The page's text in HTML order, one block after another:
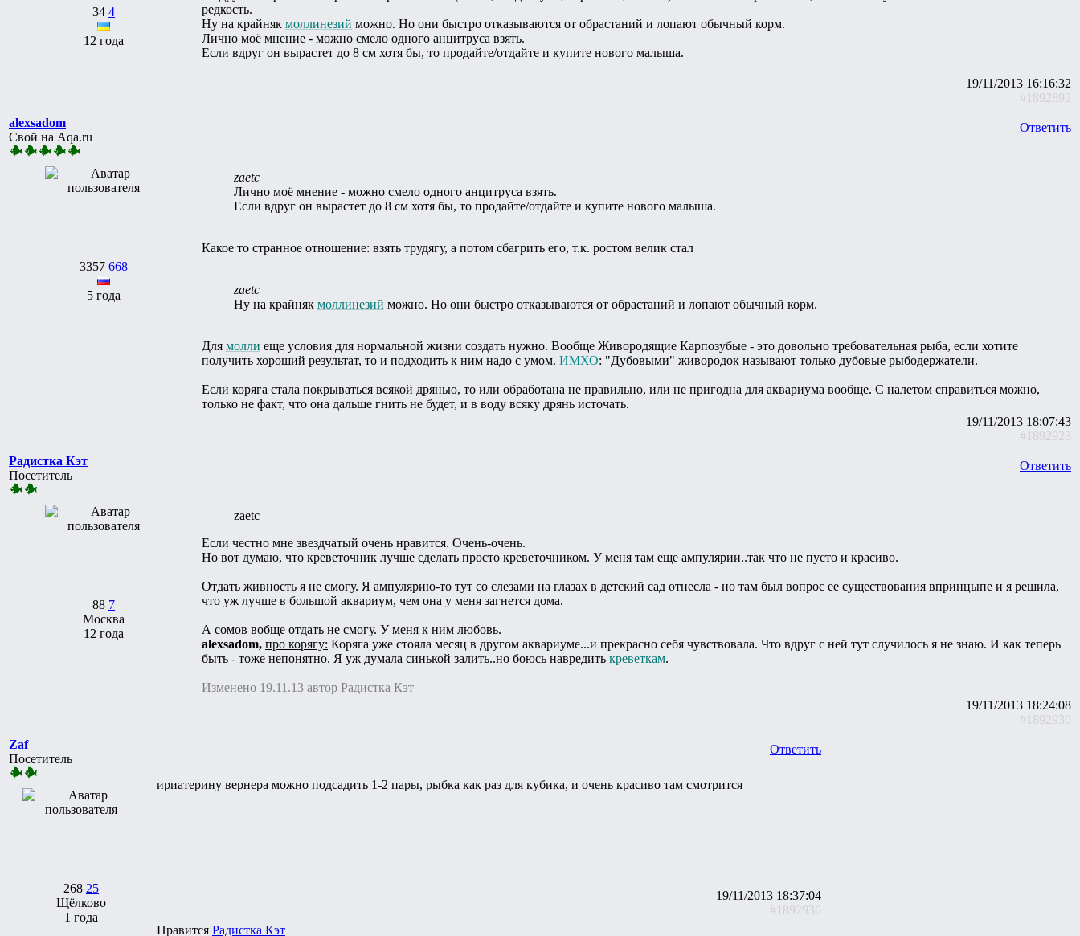
34 4
12 года
редкость.
Ну на крайняк моллинезий можно. Но они быстро отказываются от обрастаний и лопают обычный корм.
Лично моё мнение - можно смело одного анцитруса взять.
Если вдруг он вырастет до 8 см хотя бы, то продайте/отдайте и купите нового малыша.
19/11/2013 16:16:32
#1892892
alexsadom
Свой на Aqa.ru
3357 668
5 года
Ответить
zaetc
Лично моё мнение - можно смело одного анцитруса взять.
Если вдруг он вырастет до 8 см хотя бы, то продайте/отдайте и купите нового малыша.
Какое то странное отношение: взять трудягу, а потом сбагрить его, т.к. ростом велик стал
zaetc
Ну на крайняк моллинезий можно. Но они быстро отказываются от обрастаний и лопают обычный корм.
Для молли еще условия для нормальной жизни создать нужно. Вообще Живородящие Карпозубые - это довольно требовательная рыба, если хотите
получить хороший результат, то и подходить к ним надо с умом. ИМХО: "Дубовыми" живородок называют только дубовые рыбодержатели.
Если коряга стала покрываться всякой дрянью, то или обработана не правильно, или не пригодна для аквариума вообще. С налетом справиться можно,
только не факт, что она дальше гнить не будет, и в воду всяку дрянь источать.
19/11/2013 18:07:43
#1892923
Радистка Кэт
Посетитель
88 7
Москва
12 года
Ответить
zaetc
Если честно мне звездчатый очень нравится. Очень-очень.
Но вот думаю, что креветочник лучше сделать просто креветочником. У меня там еще ампулярии..так что не пусто и красиво.
Отдать живность я не смогу. Я ампулярию-то тут со слезами на глазах в детский сад отнесла - но там был вопрос ее существования впринцыпе и я решила,
что уж лучше в большой аквариум, чем она у меня загнется дома.
А сомов вобще отдать не смогу. У меня к ним любовь.
alexsadom, про корягу: Коряга уже стояла месяц в другом аквариуме...и прекрасно себя чувствовала. Что вдруг с ней тут случилось я не знаю. И как теперь
быть - тоже непонятно. Я уж думала синькой залить..но боюсь навредить креветкам.
Изменено 19.11.13 автор Радистка Кэт
19/11/2013 18:24:08
#1892930
Zaf
Посетитель
268 25
Щёлково
1 года
Ответить
ириатерину вернера можно подсадить 1-2 пары, рыбка как раз для кубика, и очень красиво там смотрится
19/11/2013 18:37:04
#1892936
Нравится Радистка Кэт